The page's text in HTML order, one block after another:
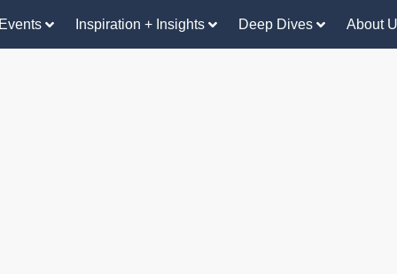
Inspiration + Insights Deep Dives About